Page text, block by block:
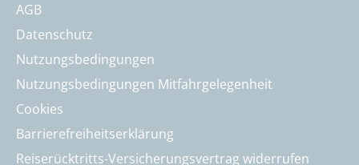
AGB
Datenschutz
Nutzungsbedingungen
Nutzungsbedingungen Mitfahrgelegenheit
Cookies
Barrierefreiheitserklärung
Reiserücktritts-Versicherungsvertrag widerrufen